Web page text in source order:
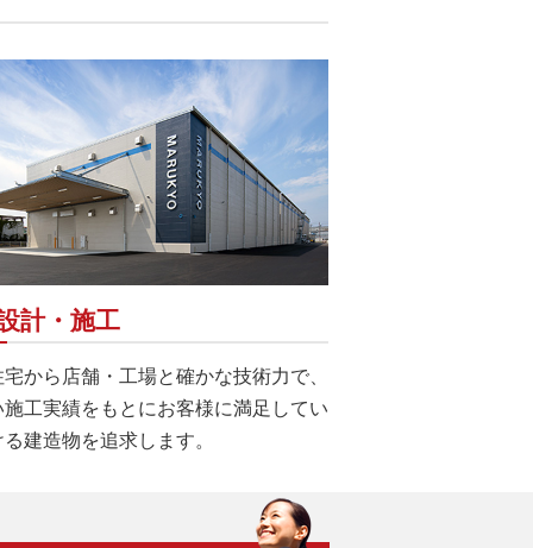
計・施工
から店舗・工場と確かな技術力で、
施工実績をもとにお客様に満足してい
建造物を追求します。